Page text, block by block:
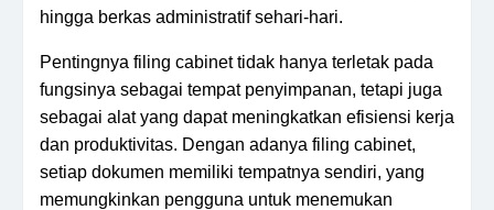
hingga berkas administratif sehari-hari.
Pentingnya filing cabinet tidak hanya terletak pada
fungsinya sebagai tempat penyimpanan, tetapi juga
sebagai alat yang dapat meningkatkan efisiensi kerja
dan produktivitas. Dengan adanya filing cabinet,
setiap dokumen memiliki tempatnya sendiri, yang
memungkinkan pengguna untuk menemukan